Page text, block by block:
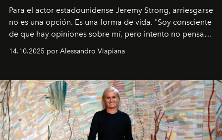
Para el actor estadounidense Jeremy Strong, arriesgarse
no es una opción. Es una forma de vida. "Soy consciente
de que hay opiniones sobre mí, pero intento no pensar
pérdida de tiempo", afirma.
14.10.2025 por Alessandro Viapiana